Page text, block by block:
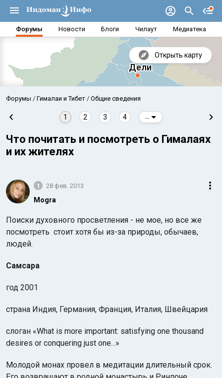
Форумы Новости Блоги Чилаут Медиатека
Открыть карту
Аравийское море
Индийский океан
Форумы Гималаи и Тибет Общие сведения
1 2 3 4
Что почитать и посмотреть о Гималаях
и их жителях
1 28 фев. 2013
Mogra
Поиски духовного просветления - не мое, но все же
посмотреть стоит хотя бы из-за природы, обычаев,
людей.
Самсара
год 2001
страна Индия, Германия, Франция, Италия, Швейцария
слоган «What is more important: satisfying one thousand
desires or conquering just one...»
Молодой монах провел в медитации длительный срок.